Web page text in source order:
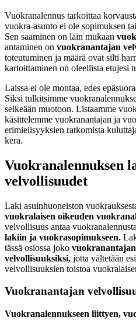
Vuokranalennus tarkoittaa
vuokra-asunto ei ole sopimuksen
Sen saaminen on lain mukaan
antaminen on vuokranantajan
toteutuminen ja määrä ovat silti
kartoittaminen on oleellista etujesi
Laissa ei ole montaa, edes
Siksi tulkitsimme
selkeään muotoon. Listaamme
käsittelemme vuokranantajan ja
erimielisyyksien ratkomista
kera.
Vuokranalennuksen
velvollisuudet
Laki asuinhuoneiston
vuokralaisen oikeuden
velvollisuus antaa
lakiin ja vuokrasopimukseen.
tässä osiossa joko vuokranantajan
velvollisuuksiksi, jotta vältetään
velvollisuuksien toistoa
Vuokranantajan
Vuokranalennukseen liittyen,